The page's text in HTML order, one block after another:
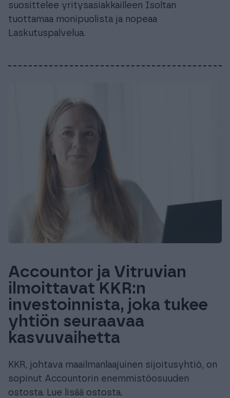
suosittelee yritysasiakkailleen Isoltan
tuottamaa monipuolista ja nopeaa
Laskutuspalvelua.
Accountor ja Vitruvian
ilmoittavat KKR:n
investoinnista, joka tukee
yhtiön seuraavaa
kasvuvaihetta
KKR, johtava maailmanlaajuinen sijoitusyhtiö, on
sopinut Accountorin enemmistöosuuden
ostosta. Lue lisää ostosta.